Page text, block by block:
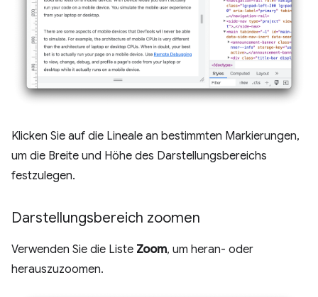
Klicken Sie auf die Lineale an bestimmten Markierungen,
um die Breite und Höhe des Darstellungsbereichs
festzulegen.
Darstellungsbereich zoomen
Verwenden Sie die Liste Zoom, um heran- oder
herauszuzoomen.